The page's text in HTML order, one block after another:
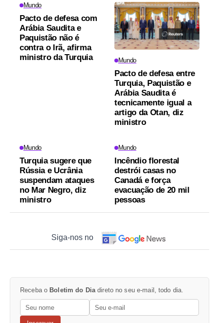
Mundo
Pacto de defesa com
Arábia Saudita e
Paquistão não é
contra o Irã, afirma
ministro da Turquia
Mundo
Pacto de defesa entre
Turquia, Paquistão e
Arábia Saudita é
tecnicamente igual a
artigo da Otan, diz
ministro
Mundo
Turquia sugere que
Rússia e Ucrânia
suspendam ataques
no Mar Negro, diz
ministro
Mundo
Incêndio florestal
destrói casas no
Canadá e força
evacuação de 20 mil
pessoas
Siga-nos no
Receba o Boletim do Dia direto no seu e-mail, todo dia.